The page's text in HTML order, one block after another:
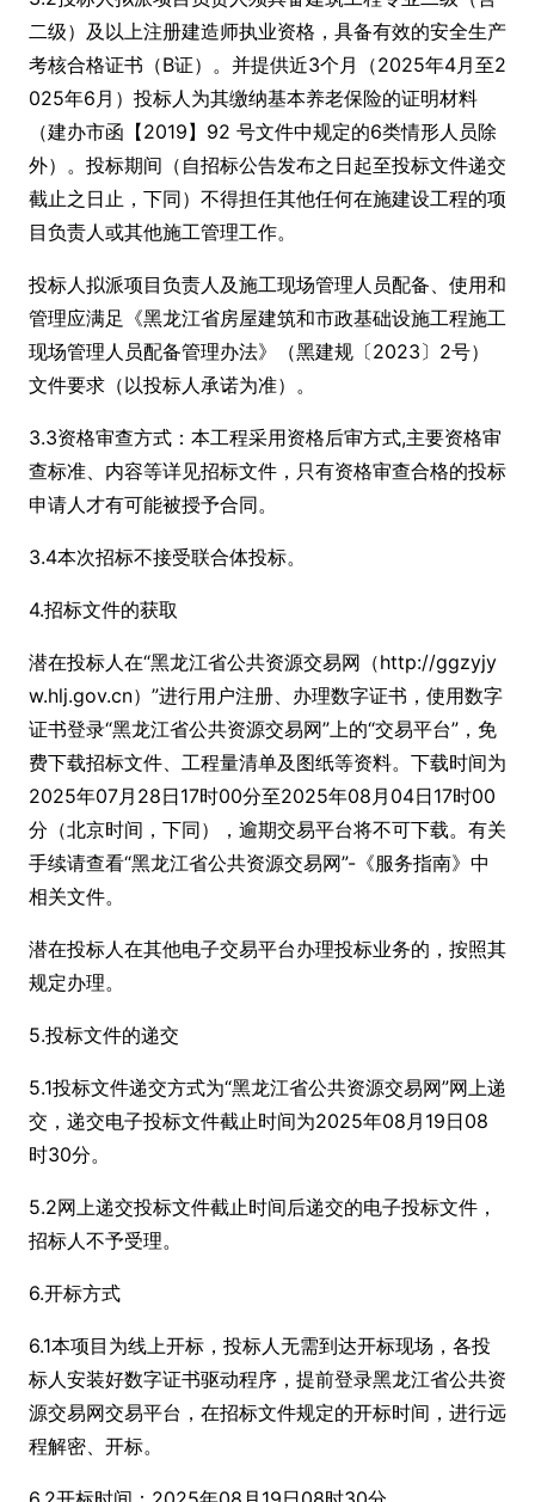
二级）及以上注册建造师执业资格，具备有效的安全生产
考核合格证书（B证）。并提供近3个月（2025年4月至2
025年6月）投标人为其缴纳基本养老保险的证明材料
（建办市函【2019】92 号文件中规定的6类情形人员除
外）。投标期间（自招标公告发布之日起至投标文件递交
截止之日止，下同）不得担任其他任何在施建设工程的项
目负责人或其他施工管理工作。
投标人拟派项目负责人及施工现场管理人员配备、使用和
管理应满足《黑龙江省房屋建筑和市政基础设施工程施工
现场管理人员配备管理办法》（黑建规〔2023〕2号）
文件要求（以投标人承诺为准）。
3.3资格审查方式：本工程采用资格后审方式,主要资格审
查标准、内容等详见招标文件，只有资格审查合格的投标
申请人才有可能被授予合同。
3.4本次招标不接受联合体投标。
4.招标文件的获取
潜在投标人在“黑龙江省公共资源交易网（http://ggzyjy
w.hlj.gov.cn）”进行用户注册、办理数字证书，使用数字
证书登录“黑龙江省公共资源交易网”上的“交易平台”，免
费下载招标文件、工程量清单及图纸等资料。下载时间为
2025年07月28日17时00分至2025年08月04日17时00
分（北京时间，下同），逾期交易平台将不可下载。有关
手续请查看“黑龙江省公共资源交易网”-《服务指南》中
相关文件。
潜在投标人在其他电子交易平台办理投标业务的，按照其
规定办理。
5.投标文件的递交
5.1投标文件递交方式为“黑龙江省公共资源交易网”网上递
交，递交电子投标文件截止时间为2025年08月19日08
时30分。
5.2网上递交投标文件截止时间后递交的电子投标文件，
招标人不予受理。
6.开标方式
6.1本项目为线上开标，投标人无需到达开标现场，各投
标人安装好数字证书驱动程序，提前登录黑龙江省公共资
源交易网交易平台，在招标文件规定的开标时间，进行远
程解密、开标。